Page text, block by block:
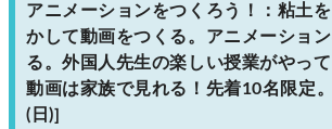
アニメーションをつくろう！：粘土
かして動画をつくる。アニメーショ
る。外国人先生の楽しい授業がやっ
動画は家族で見れる！先着10名限定
(日)]